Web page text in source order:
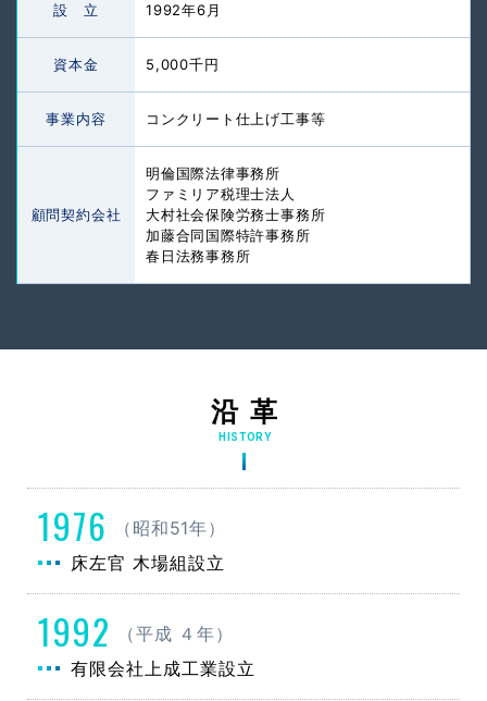
設 立 1992年6月
資本金 5,000千円
事業内容 コンクリート仕上げ工事等
顧問契約会社
明倫国際法律事務所
ファミリア税理士法人
大村社会保険労務士事務所
加藤合同国際特許事務所
春日法務事務所
沿 革
HISTORY
1976
（昭和51年）
床左官 木場組設立
1992
（平成 ４年）
有限会社上成工業設立